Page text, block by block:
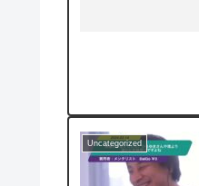
Uncategorized